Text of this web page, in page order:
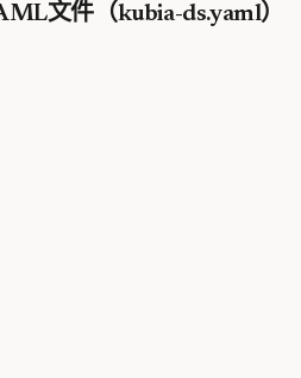
文件（kubia-ds.yaml）